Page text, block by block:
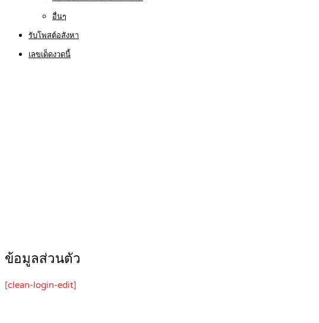
อื่นๆ
รับโพสต์อสังหา
เลขเด็ดงวดนี้
ข้อมูลส่วนตัว
[clean-login-edit]